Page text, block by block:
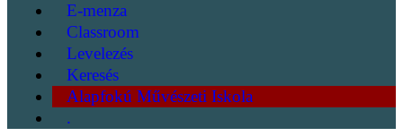
E-menza
Classroom
Levelezés
Keresés
Alapfokú Művészeti Iskola
.